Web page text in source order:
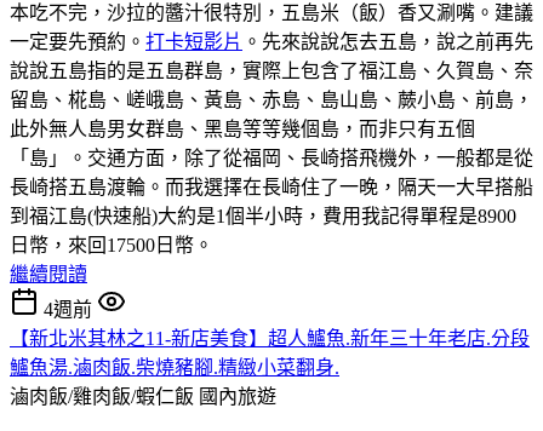
本吃不完，沙拉的醬汁很特別，五島米（飯）香又涮嘴。建議
一定要先預約。 打卡短影片 。先來說說怎去五島，說之前再先
說說五島指的是五島群島，實際上包含了福江島、久賀島、奈
留島、椛島、嵯峨島、黃島、赤島、島山島、蕨小島、前島，
此外無人島男女群島、黑島等等幾個島，而非只有五個
「島」。交通方面，除了從福岡、長崎搭飛機外，一般都是從
長崎搭五島渡輪。而我選擇在長崎住了一晚，隔天一大早搭船
到福江島(快速船)大約是1個半小時，費用我記得單程是8900
日幣，來回17500日幣。
繼續閱讀
4週前
【新北米其林之11-新店美食】超人鱸魚.新年三十年老店.分段
鱸魚湯.滷肉飯.柴燒豬腳.精緻小菜翻身.
滷肉飯/雞肉飯/蝦仁飯 國內旅遊